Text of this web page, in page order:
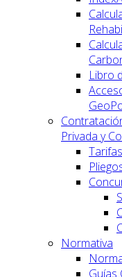
Libro
Privada y
Normativa
Guías